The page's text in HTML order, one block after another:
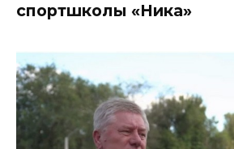
спортшколы «Ника»